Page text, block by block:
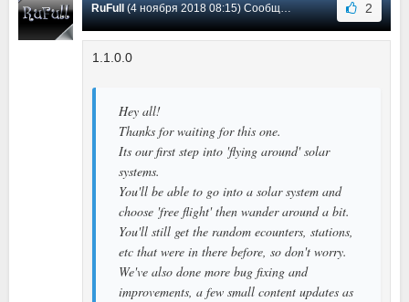
RuFull (4 ноября 2018 08:15) Сообщение #3 2
1.1.0.0
Hey all!
Thanks for waiting for this one.
Its our first step into 'flying around' solar
systems.
You'll be able to go into a solar system and
choose 'free flight' then wander around a bit.
You'll still get the random ecounters, stations,
etc that were in there before, so don't worry.
We've also done more bug fixing and
improvements, a few small content updates as